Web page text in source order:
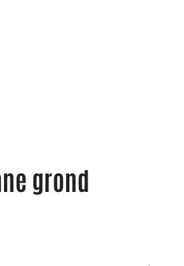
grond